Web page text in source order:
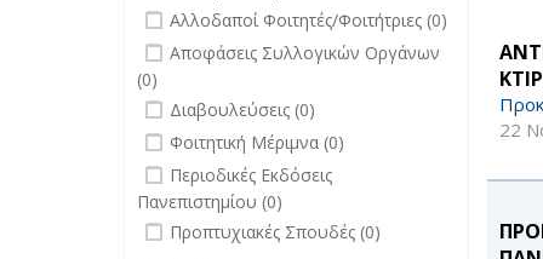
22
undefined
Αλλοδαποί Φοιτητές/Φοιτήτριες (0)
undefined
Αποφάσεις Συλλογικών Οργάνων
(0)
undefined
Διαβουλεύσεις (0)
undefined
Φοιτητική Μέριμνα (0)
undefined
Περιοδικές Εκδόσεις
Πανεπιστημίου (0)
undefined
Προπτυχιακές Σπουδές (0)